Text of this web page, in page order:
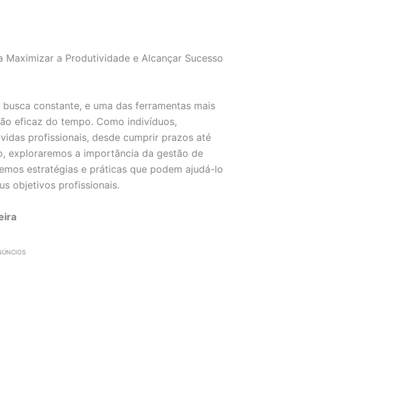
a Produtividade e Alcançar Sucesso
constante, e uma das ferramentas mais
eficaz do tempo. Como indivíduos,
profissionais, desde cumprir prazos até
exploraremos a importância da gestão de
estratégias e práticas que podem ajudá-lo
objetivos profissionais.